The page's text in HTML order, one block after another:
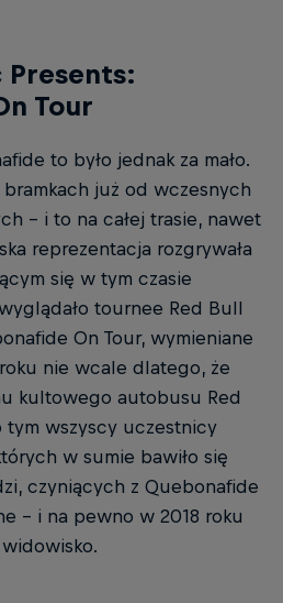
Presents:
Tour
to było jednak za mało.
już od wczesnych
– i to na całej trasie, nawet
reprezentacja rozgrywała
się w tym czasie
tournee Red Bull
On Tour, wymieniane
nie wcale dlatego, że
kultowego autobusu Red
wszyscy uczestnicy
w sumie bawiło się
czyniących z Quebonafide
– i na pewno w 2018 roku